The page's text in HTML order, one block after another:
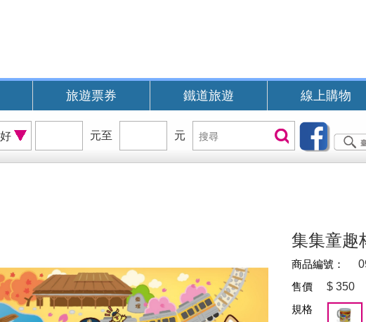
旅遊票券 鐵道旅遊 線上購物
位
元至
位
元
搜
尋
搜尋
集集童趣
商品編號：
售價
$ 350
規格